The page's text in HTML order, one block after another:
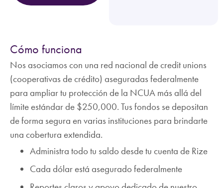
Cómo funciona
Nos asociamos con una red nacional de credit unions
(cooperativas de crédito) aseguradas federalmente
para ampliar tu protección de la NCUA más allá del
límite estándar de $250,000. Tus fondos se depositan
de forma segura en varias instituciones para brindarte
una cobertura extendida.
Administra todo tu saldo desde tu cuenta de Rize
Cada dólar está asegurado federalmente